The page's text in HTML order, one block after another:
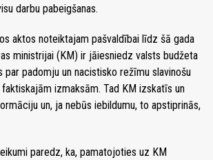
darbu pabeigšanas.
aktos noteiktajam pašvaldībai līdz šā gada
ministrijai (KM) ir jāiesniedz valsts budžeta
padomju un nacistisko režīmu slavinošu
izmaksām. Tad KM izskatīs un
un, ja nebūs iebildumu, to apstiprinās,
paredz, ka, pamatojoties uz KM